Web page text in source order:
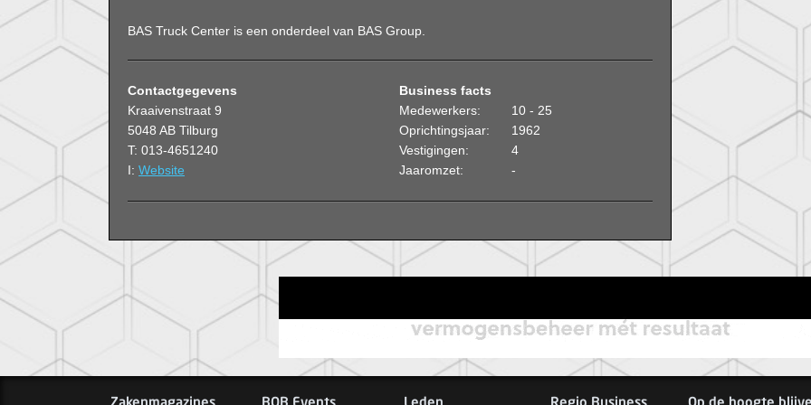
BAS Truck Center is een onderdeel van BAS Group.
Contactgegevens
Kraaivenstraat 9
5048 AB Tilburg
T: 013-4651240
I: Website
Business facts
Medewerkers:
10 - 25
Oprichtingsjaar:
1962
Vestigingen:
4
Jaaromzet:
-